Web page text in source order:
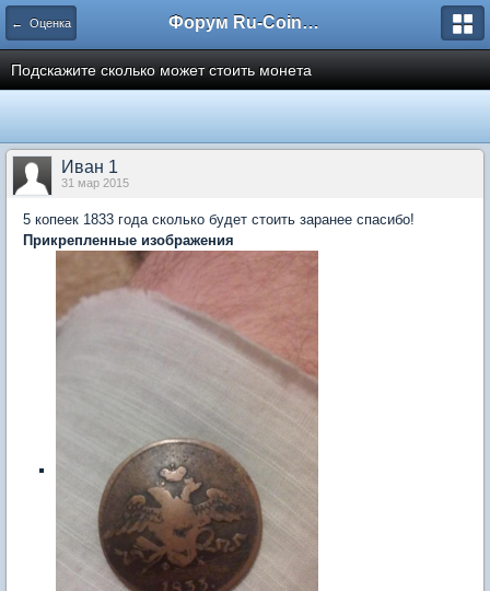
← Оценка Форум Ru-Coin.ru
Подскажите сколько может стоить монета
Иван 1
31 мар 2015
5 копеек 1833 года сколько будет стоить заранее спасибо!
Прикрепленные изображения